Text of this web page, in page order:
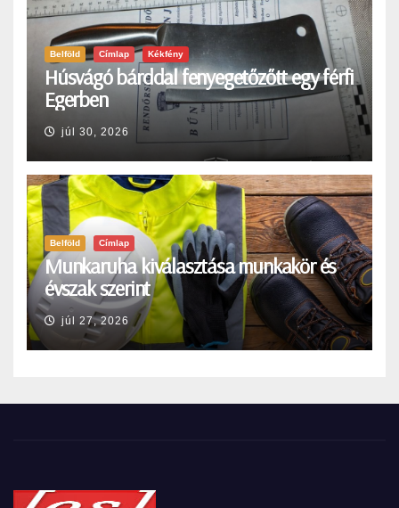
Belföld Címlap Kékfény
Húsvágó bárddal fenyegetőzőtt egy férfi
Egerben
júl 30, 2026
Belföld Címlap
Munkaruha kiválasztása munkakör és
évszak szerint
júl 27, 2026